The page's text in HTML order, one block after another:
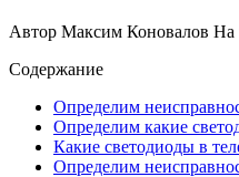
Автор Максим Коновалов На
Содержание
Определим
Определим какие
Какие светодиоды в
Определим